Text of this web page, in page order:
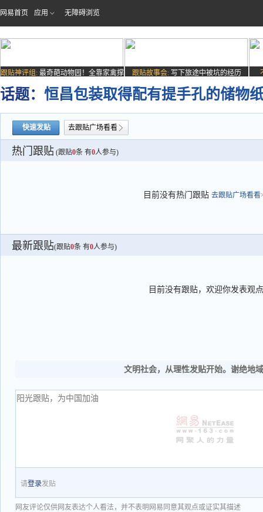
网易首页 应用 无障碍浏览
跟贴神评组: 最奇葩动物园！全靠家禽撑
场子
跟贴故事会: 写下旅途中被坑的经历
话题： 恒昌包装取得配有提手孔的储物
快速发贴 去跟贴广场看看
热门跟贴 (跟贴0条 有0人参与)
目前没有热门跟贴 去跟贴广场看看
最新跟贴(跟贴0条 有0人参与)
目前没有跟贴，欢迎你发表观点
文明社会，从理性发贴开始。谢绝地
请登录发贴
网友评论仅供网友表达个人看法，并不表明网易同意其观点或证实其描述